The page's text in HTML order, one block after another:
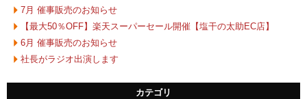
7月 催事販売のお知らせ
【最大50％OFF】楽天スーパーセール開催【塩干の太助EC店】
6月 催事販売のお知らせ
社長がラジオ出演します
カテゴリ